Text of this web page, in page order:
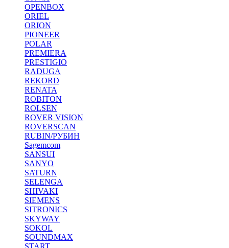
OPENBOX
ORIEL
ORION
PIONEER
POLAR
PREMIERA
PRESTIGIO
RADUGA
REKORD
RENATA
ROBITON
ROLSEN
ROVER VISION
ROVERSCAN
RUBIN/РУБИН
Sagemcom
SANSUI
SANYO
SATURN
SELENGA
SHIVAKI
SIEMENS
SITRONICS
SKYWAY
SOKOL
SOUNDMAX
START